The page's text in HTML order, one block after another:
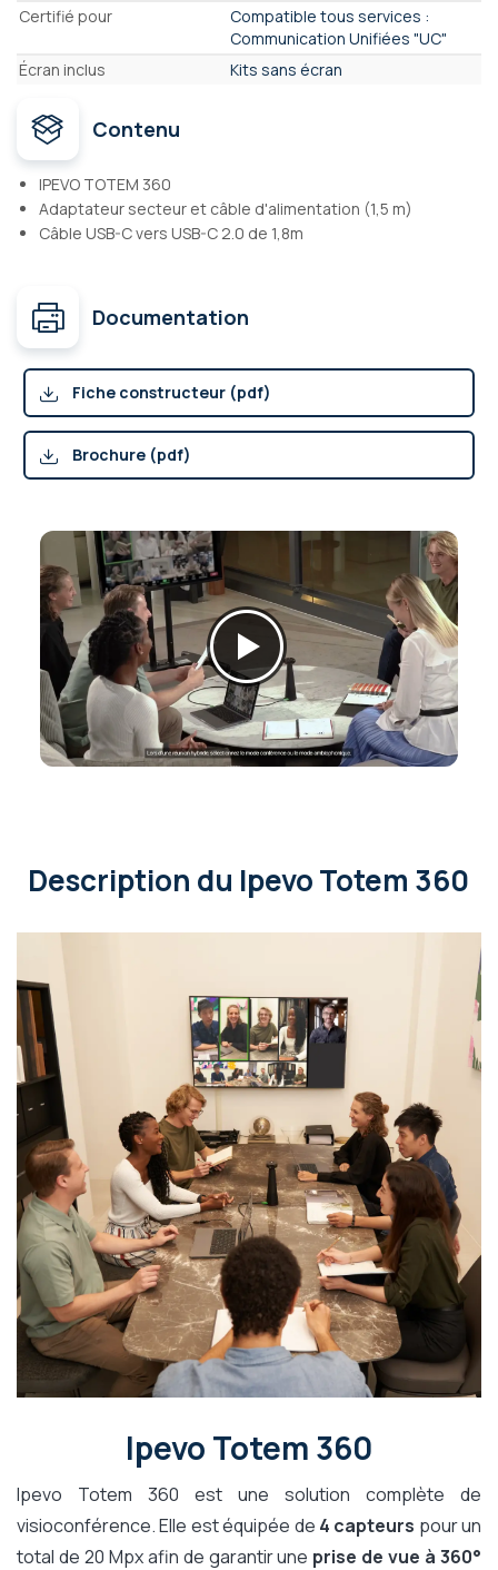
Certifié pour
Compatible tous services :
Communication Unifiées "UC"
Écran inclus
Kits sans écran
Contenu
IPEVO TOTEM 360
Adaptateur secteur et câble d'alimentation (1,5 m)
Câble USB-C vers USB-C 2.0 de 1,8m
Documentation
Fiche constructeur (pdf)
Brochure (pdf)
Description du Ipevo Totem 360
Ipevo Totem 360
Ipevo Totem 360 est une solution complète de
visioconférence. Elle est équipée de 4 capteurs pour un
total de 20 Mpx afin de garantir une prise de vue à 360°